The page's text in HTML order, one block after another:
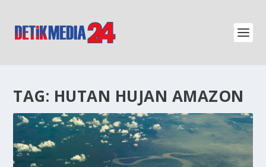
TAG: HUTAN HUJAN AMAZON